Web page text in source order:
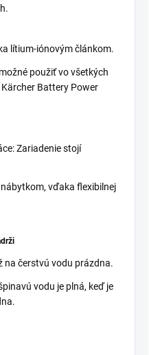
lítium-iónovým článkom.
použiť vo všetkých
Battery Power
Zariadenie stojí
vďaka flexibilnej
na čerstvú vodu prázdna.
vodu je plná, keď je